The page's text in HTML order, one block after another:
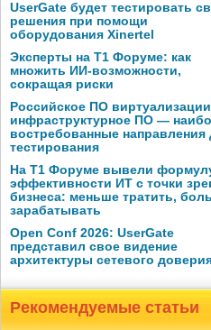
UserGate будет тестировать
решения при помощи
оборудования Xinertel
Эксперты на Т1 Форуме: как
множить ИИ-возможности,
сокращая риски
Российское ПО
инфраструктурное ПО —
востребованные направления
тестирования
На Т1 Форуме вывели
эффективности ИТ с точки
бизнеса: меньше тратить,
зарабатывать
Open Conf 2026: UserGate
представил свое видение
архитектуры сетевого
Рекомендуемые статьи